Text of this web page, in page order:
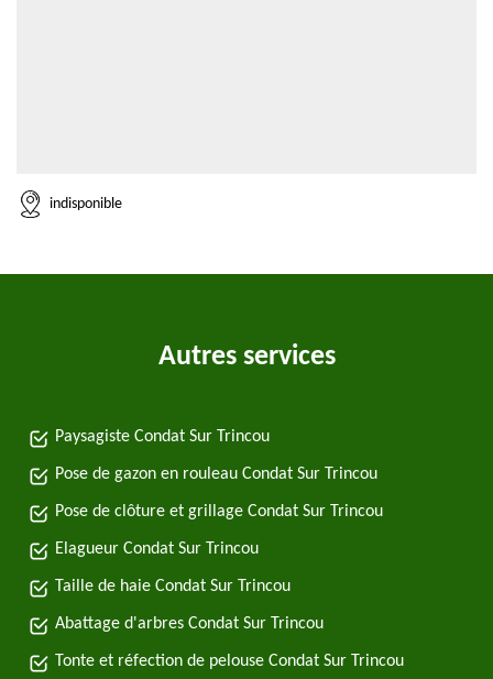
indisponible
Autres services
Paysagiste Condat Sur Trincou
Pose de gazon en rouleau Condat Sur Trincou
Pose de clôture et grillage Condat Sur Trincou
Elagueur Condat Sur Trincou
Taille de haie Condat Sur Trincou
Abattage d'arbres Condat Sur Trincou
Tonte et réfection de pelouse Condat Sur Trincou